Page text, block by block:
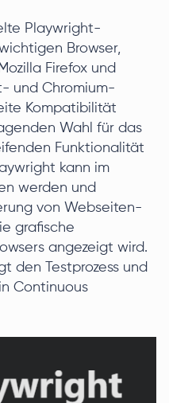
Playwright-
Browser,
Firefox und
und Chromium-
Kompatibilität
Wahl für das
Funktionalität
kann im
werden und
von Webseiten-
grafische
angezeigt wird.
den Testprozess und
Continuous